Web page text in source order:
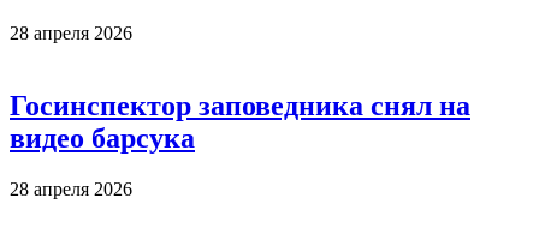
28 апреля 2026
Госинспектор заповедника снял на
видео барсука
28 апреля 2026